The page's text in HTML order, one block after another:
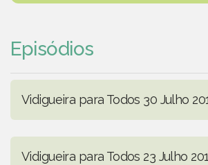
Episódios
Vidigueira para Todos 30 Julho
Vidigueira para Todos 23 Julho